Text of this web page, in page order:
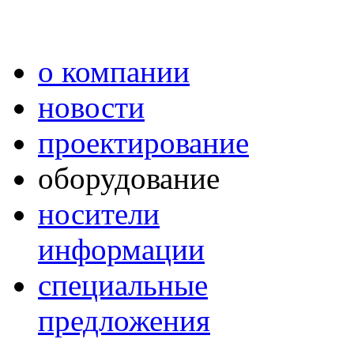
о компании
новости
проектирование
оборудование
носители
информации
специальные
предложения